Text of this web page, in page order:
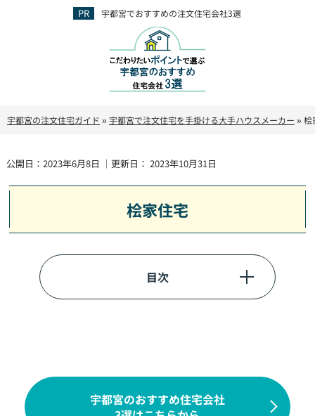
宇都宮でおすすめの注文住宅会社3選
宇都宮の注文住宅ガイド » 宇都宮で注文住宅を手掛ける大手ハウスメーカー » 桧
公開日： 2023年6月8日 ｜更新日： 2023年10月31日
桧家住宅
目次
宇都宮のおすすめ住宅会社